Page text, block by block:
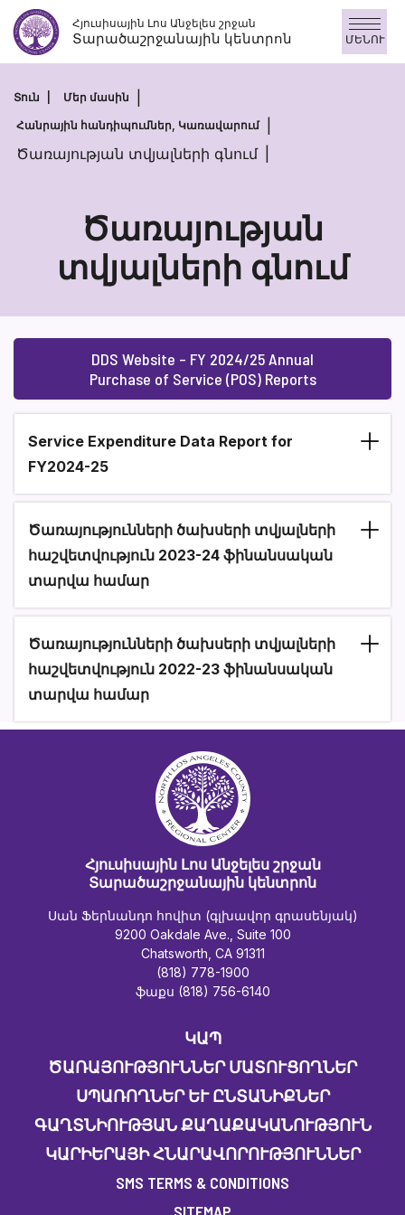
Skip
to
content
Հյուսիսային Լոս Անջելես շրջան
Տարածաշրջանային կենտրոն ՄԵՆՈՒ
Տուն Մեր մասին
Հանրային հանդիպումներ, Կառավարում
Ծառայության տվյալների գնում
Ծառայության
տվյալների գնում
գնում
DDS Website – FY 2024/25 Annual
Purchase of Service (POS) Reports
Section heading
Service Expenditure Data Report for
FY2024-25
Section heading
Ծառայությունների ծախսերի տվյալների
հաշվետվություն 2023-24 ֆինանսական
տարվա համար
Section heading
Ծառայությունների ծախսերի տվյալների
հաշվետվություն 2022-23 ֆինանսական
տարվա համար
Հյուսիսային Լոս Անջելես շրջան
Տարածաշրջանային կենտրոն
Սան Ֆերնանդո հովիտ (գլխավոր գրասենյակ)
9200 Oakdale Ave., Suite 100
Chatsworth, CA 91311
(818) 778-1900
ֆաքս (818) 756-6140
ԿԱՊ
ԾԱՌԱՅՈՒԹՅՈՒՆՆԵՐ ՄԱՏՈՒՑՈՂՆԵՐ
ՍՊԱՌՈՂՆԵՐ ԵՒ ԸՆՏԱՆԻՔՆԵՐ
ԳԱՂՏՆԻՈՒԹՅԱՆ ՔԱՂԱՔԱԿԱՆՈՒԹՅՈՒՆ
ԿԱՐԻԵՐԱՅԻ ՀՆԱՐԱՎՈՐՈՒԹՅՈՒՆՆԵՐ
SMS TERMS & CONDITIONS
SITEMAP